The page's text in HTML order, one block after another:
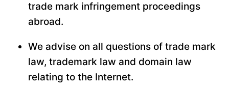
trade mark infringement proceedings
abroad.
We advise on all questions of trade mark
law, trademark law and domain law
relating to the Internet.